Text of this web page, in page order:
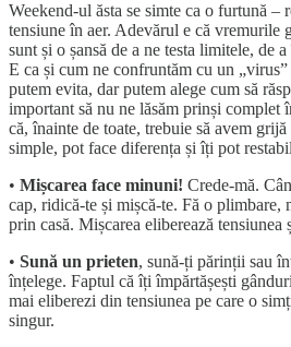
Weekend-ul ăsta se simte ca o furtună –
tensiune în aer. Adevărul e că vremurile
sunt și o șansă de a ne testa limitele, de
E ca și cum ne confruntăm cu un
putem evita, dar putem alege cum să
important să nu ne lăsăm prinși complet
că, înainte de toate, trebuie să avem
simple, pot face diferența și îți pot
• Mișcarea face minuni! Crede-mă.
cap, ridică-te și mișcă-te. Fă o plimbare,
prin casă. Mișcarea eliberează tensiunea
• Sună un prieten, sună-ți părinții sau
înțelege. Faptul că îți împărtășești
mai eliberezi din tensiunea pe care o
singur.